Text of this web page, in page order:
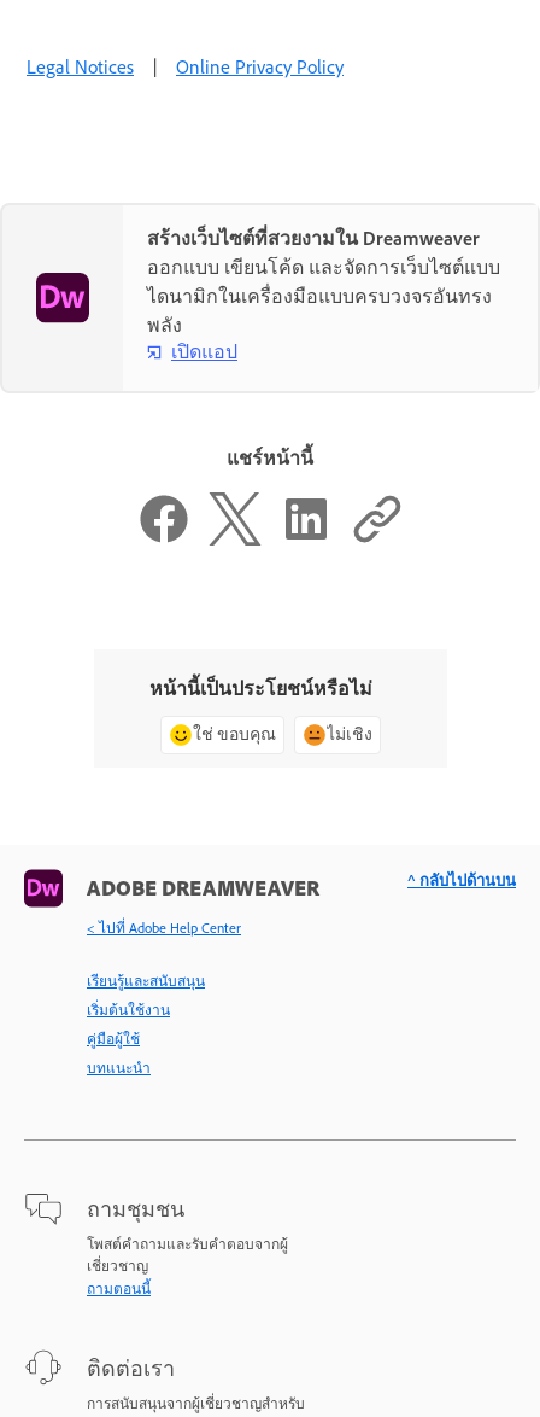
Legal Notices | Online Privacy Policy
สร้างเว็บไซต์ที่สวยงามใน Dreamweaver
ออกแบบ เขียนโค้ด และจัดการเว็บไซต์แบบ
ไดนามิกในเครื่องมือแบบครบวงจรอันทรง
พลัง
เปิดแอป
แชร์หน้านี้
หน้านี้เป็นประโยชน์หรือไม่
ใช่ ขอบคุณ ไม่เชิง
ADOBE DREAMWEAVER
< ไปที่ Adobe Help Center
เรียนรู้และสนับสนุน
เริ่มต้นใช้งาน
คู่มือผู้ใช้
บทแนะนำ
ถามชุมชน
โพสต์คำถามและรับคำตอบจากผู้
เชี่ยวชาญ
ถามตอนนี้
ติดต่อเรา
การสนับสนุนจากผู้เชี่ยวชาญสำหรับ
^ กลับไปด้านบน